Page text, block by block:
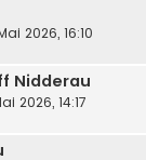
2026, 16:10
Nidderau
2026, 14:17